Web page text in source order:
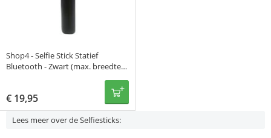
Shop4 - Selfie Stick Statief
Bluetooth - Zwart (max. breedte
€ 19,95
Lees meer over de Selfiesticks: